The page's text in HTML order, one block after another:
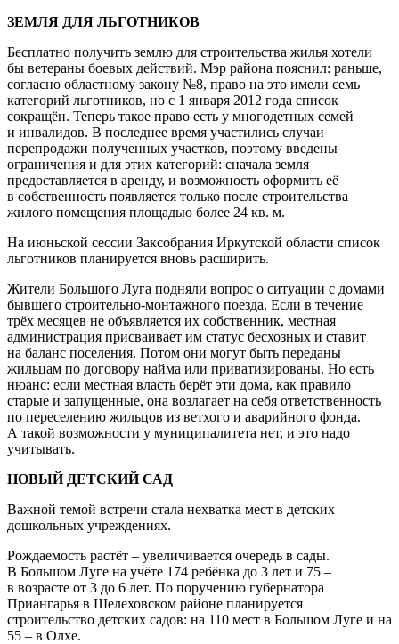
ЗЕМЛЯ ДЛЯ ЛЬГОТНИКОВ
Бесплатно получить землю для строительства жилья хотели
бы ветераны боевых действий. Мэр района пояснил: раньше,
согласно областному закону №8, право на это имели семь
категорий льготников, но с 1 января 2012 года список
сокращён. Теперь такое право есть у многодетных семей
и инвалидов. В последнее время участились случаи
перепродажи полученных участков, поэтому введены
ограничения и для этих категорий: сначала земля
предоставляется в аренду, и возможность оформить её
в собственность появляется только после строительства
жилого помещения площадью более 24 кв. м.
На июньской сессии Заксобрания Иркутской области список
льготников планируется вновь расширить.
Жители Большого Луга подняли вопрос о ситуации с домами
бывшего строительно-монтажного поезда. Если в течение
трёх месяцев не объявляется их собственник, местная
администрация присваивает им статус бесхозных и ставит
на баланс поселения. Потом они могут быть переданы
жильцам по договору найма или приватизированы. Но есть
нюанс: если местная власть берёт эти дома, как правило
старые и запущенные, она возлагает на себя ответственность
по переселению жильцов из ветхого и аварийного фонда.
А такой возможности у муниципалитета нет, и это надо
учитывать.
НОВЫЙ ДЕТСКИЙ САД
Важной темой встречи стала нехватка мест в детских
дошкольных учреждениях.
Рождаемость растёт – увеличивается очередь в сады.
В Большом Луге на учёте 174 ребёнка до 3 лет и 75 –
в возрасте от 3 до 6 лет. По поручению губернатора
Приангарья в Шелеховском районе планируется
строительство детских садов: на 110 мест в Большом Луге и на
55 – в Олхе.